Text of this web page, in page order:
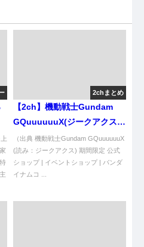
2chまとめ
【2ch】機動戦士Gundam
GQuuuuuuX(ジークアクス)
#15
（出典 機動戦士Gundam GQuuuuuuX
(読み：ジークアクス) 期間限定 公式
ショップ | イベントショップ | バンダ
イナムコ ...